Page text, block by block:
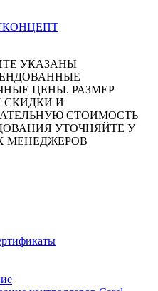
УКАЗАНЫ
ЦЕНЫ. РАЗМЕР
СКИДКИ И
СТОИМОСТЬ
УТОЧНЯЙТЕ У
МЕНЕДЖЕРОВ